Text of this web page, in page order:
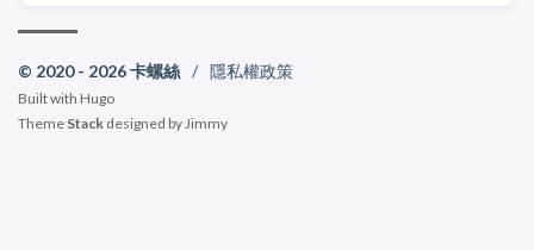
© 2020 - 2026 卡螺絲 / 隱私權政策
Built with Hugo
Theme Stack designed by Jimmy